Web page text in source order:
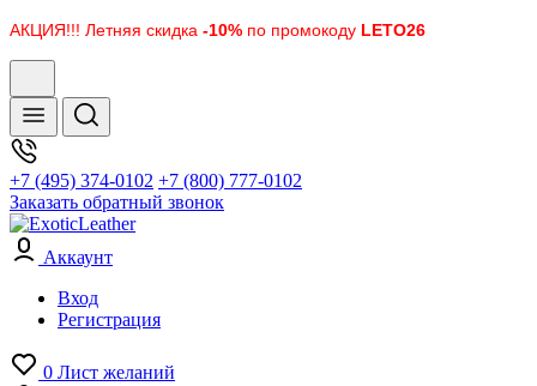
АКЦИЯ!!! Летняя скидка -10% по промокоду LETO26
+7 (495) 374-0102 +7 (800) 777-0102
Заказать обратный звонок
Аккаунт
Вход
Регистрация
0 Лист желаний